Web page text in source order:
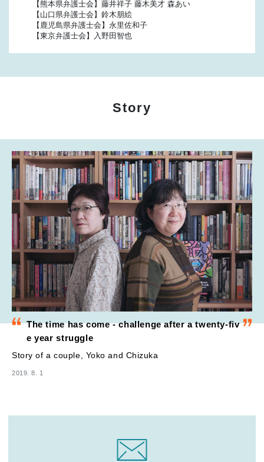
【熊本県弁護士会】藤井祥子 藤木美才 森あい
【山口県弁護士会】鈴木朋絵
【鹿児島県弁護士会】永里佐和子
【東京弁護士会】入野田智也
Story
The time has come - challenge after a twenty-fiv
e year struggle
Story of a couple, Yoko and Chizuka
2019. 8. 1